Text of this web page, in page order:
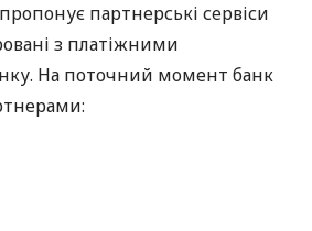
пропонує партнерські сервіси
з платіжними
На поточний момент банк